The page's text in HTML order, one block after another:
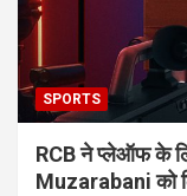
SPORTS
RCB ने प्लेऑफ के
Muzarabani को